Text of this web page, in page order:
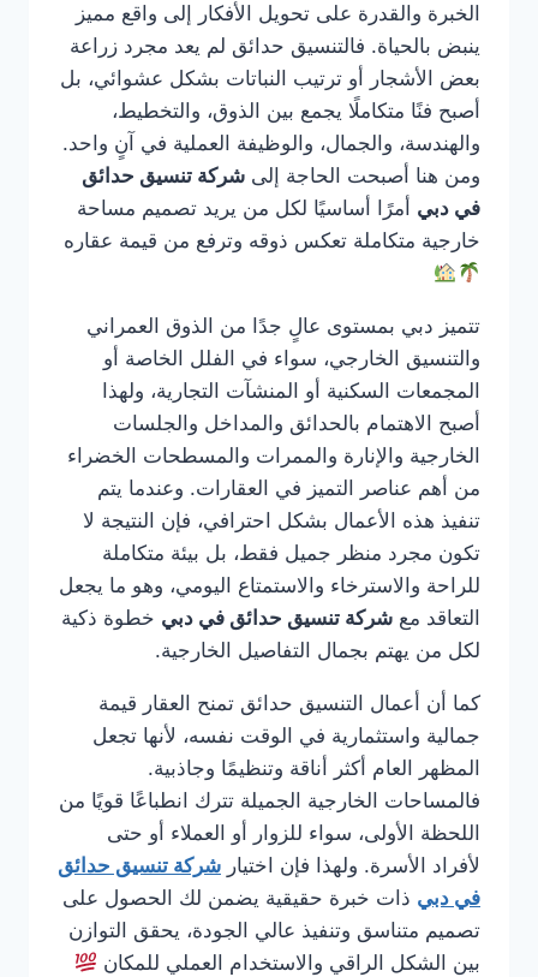
الخبرة والقدرة على تحويل الأفكار إلى واقع مميز
ينبض بالحياة. فالتنسيق حدائق لم يعد مجرد زراعة
بعض الأشجار أو ترتيب النباتات بشكل عشوائي، بل
أصبح فنًا متكاملًا يجمع بين الذوق، والتخطيط،
والهندسة، والجمال، والوظيفة العملية في آنٍ واحد.
ومن هنا أصبحت الحاجة إلى شركة تنسيق حدائق
في دبي أمرًا أساسيًا لكل من يريد تصميم مساحة
خارجية متكاملة تعكس ذوقه وترفع من قيمة عقاره
تتميز دبي بمستوى عالٍ جدًا من الذوق العمراني
والتنسيق الخارجي، سواء في الفلل الخاصة أو
المجمعات السكنية أو المنشآت التجارية، ولهذا
أصبح الاهتمام بالحدائق والمداخل والجلسات
الخارجية والإنارة والممرات والمسطحات الخضراء
من أهم عناصر التميز في العقارات. وعندما يتم
تنفيذ هذه الأعمال بشكل احترافي، فإن النتيجة لا
تكون مجرد منظر جميل فقط، بل بيئة متكاملة
للراحة والاسترخاء والاستمتاع اليومي، وهو ما يجعل
التعاقد مع شركة تنسيق حدائق في دبي خطوة ذكية
لكل من يهتم بجمال التفاصيل الخارجية.
كما أن أعمال التنسيق حدائق تمنح العقار قيمة
جمالية واستثمارية في الوقت نفسه، لأنها تجعل
المظهر العام أكثر أناقة وتنظيمًا وجاذبية.
فالمساحات الخارجية الجميلة تترك انطباعًا قويًا من
اللحظة الأولى، سواء للزوار أو العملاء أو حتى
لأفراد الأسرة. ولهذا فإن اختيار شركة تنسيق حدائق
في دبي ذات خبرة حقيقية يضمن لك الحصول على
تصميم متناسق وتنفيذ عالي الجودة، يحقق التوازن
بين الشكل الراقي والاستخدام العملي للمكان